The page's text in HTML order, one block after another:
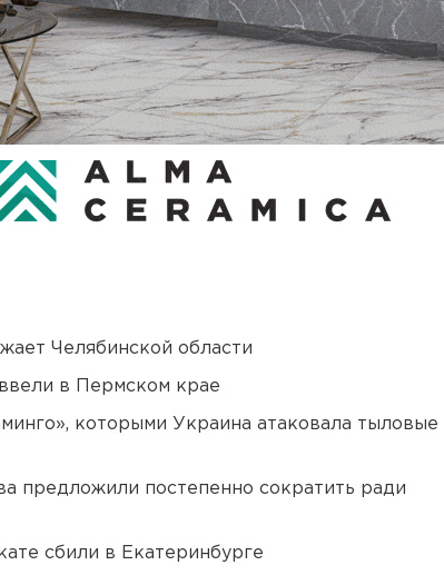
Челябинской области
в Пермском крае
которыми Украина атаковала тыловые
предложили постепенно сократить ради
сбили в Екатеринбурге